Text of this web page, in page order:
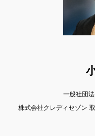
一般社団
株式会社クレディセゾン